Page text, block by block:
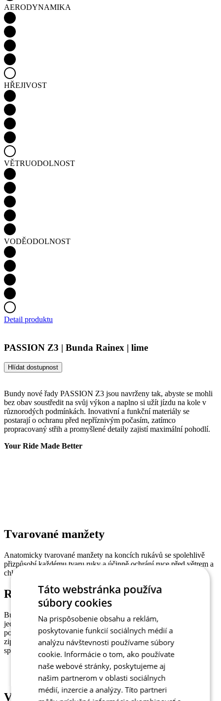
AERODYNAMIKA
HŘEJIVOST
VĚTRUODOLNOST
VODĚODOLNOST
Detail produktu
PASSION Z3 | Bunda Rainex | lime
Hlídat dostupnost
Bundy nové řady PASSION Z3 jsou navrženy tak, abyste se mohli
bez obav soustředit na svůj výkon a naplno si užít jízdu na kole v
různorodých podmínkách. Inovativní a funkční materiály se
postarají o ochranu před nepříznivým počasím, zatímco
propracovaný střih a promyšlené detaily zajistí maximální pohodlí.
Your Ride Made Better
Tvarované manžety
Anatomicky tvarované manžety na koncích rukávů se spolehlivě
přizpůsobí každému tvaru ruky a účinně ochrání ruce před větrem a
chladem na exponovaných místech.
Robustní zip
Bunda je vybavena robustním zipem, který lze pohodlně ovládat
jednou rukou za jízdy. Robustnost zipu v kombinaci s vnitřním
podložením pomáhá udržet teplo v chladném počasí. Oba konce
zipů jsou vybaveny krytkami, z nichž spodní zabraňuje poškození
spodního dílu a horní slouží proti oděru brady.
Vysoký límec
Táto webstránka používa
súbory cookies
Na prispôsobenie obsahu a reklám,
poskytovanie funkcií sociálnych médií a
analýzu návštevnosti používame súbory
cookie. Informácie o tom, ako používate
naše webové stránky, poskytujeme aj
našim partnerom v oblasti sociálnych
médií, inzercie a analýzy. Títo partneri